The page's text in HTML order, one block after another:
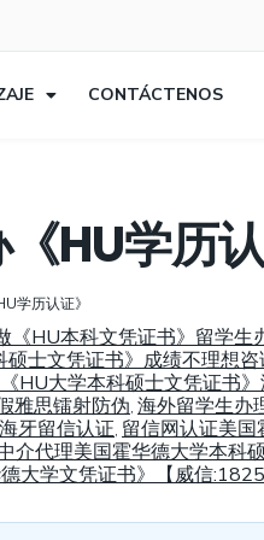
CONTÁCTENOS
HU学历
学历认证》
HU本科文凭证书》留学生
士文凭证书》成绩不理想
大学本科硕士文凭证书
雅思镭射防伪, 海外留学生办
牙留信认证, 留信网认证美
介代理美国霍华德大学本
大学文凭证书》【威信